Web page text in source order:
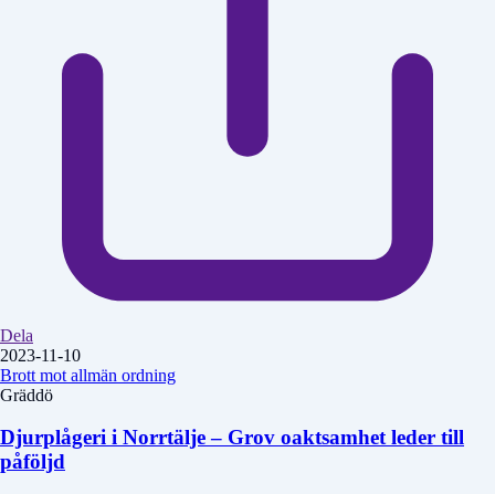
Dela
2023-11-10
Brott mot allmän ordning
Gräddö
Djurplågeri i Norrtälje – Grov oaktsamhet leder till
påföljd